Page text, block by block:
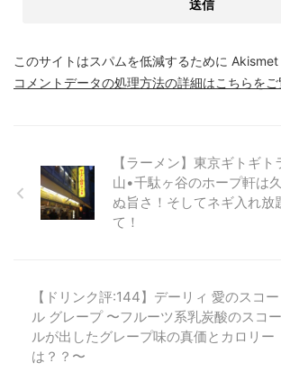
このサイトはスパムを低減するために Akismet
コメントデータの処理方法の詳細はこちらを
【ラーメン】東京ギトギ
山•千駄ヶ谷のホープ軒は
ぬ旨さ！そしてネギ入れ放
て！
【ドリンク評:144】デーリィ 愛のスコー
ル グレープ 〜フルーツ系乳炭酸のスコー
ルが出したグレープ味の真価とカロリー
は？？〜